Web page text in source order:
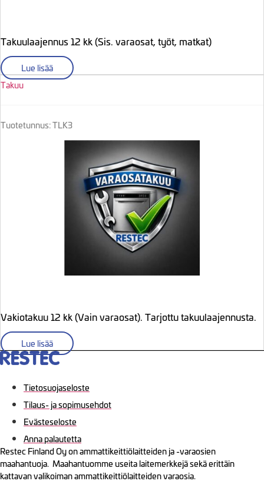
Takuulaajennus 12 kk (Sis. varaosat, työt, matkat)
Lue lisää
Takuu
Tuotetunnus: TLK3
Vakiotakuu 12 kk (Vain varaosat). Tarjottu takuulaajennusta.
Lue lisää
Tietosuojaseloste
Tilaus- ja sopimusehdot
Evästeseloste
Anna palautetta
Restec Finland Oy on ammattikeittiölaitteiden ja -varaosien
maahantuoja. Maahantuomme useita laitemerkkejä sekä erittäin
kattavan valikoiman ammattikeittiölaitteiden varaosia.